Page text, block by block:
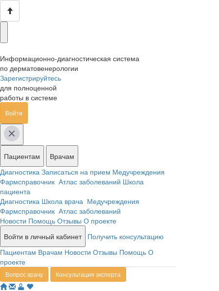
Информационно-диагностическая система
по дерматовенерологии
Зарегистрируйтесь
для полноценной
работы в системе
Войти
Пациентам
Врачам
Диагностика Записаться на прием Медучреждения
Фармсправочник Атлас заболеваний Школа
пациента
Диагностика Школа врача Медучреждения
Фармсправочник Атлас заболеваний
Новости Помощь Отзывы О проекте
Войти в личный кабинет
Получить консультацию
Пациентам Врачам Новости Отзывы Помощь О
проекте
Вопрос врачу Консультация эксперта